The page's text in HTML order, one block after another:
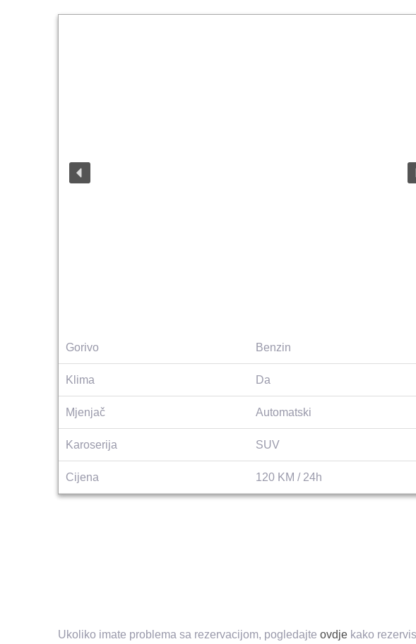
Gorivo Benzin
Klima Da
Mjenjač Automatski
Karoserija SUV
Cijena 120 KM / 24h
Ukoliko imate problema sa rezervacijom, pogledajte ovdje kako